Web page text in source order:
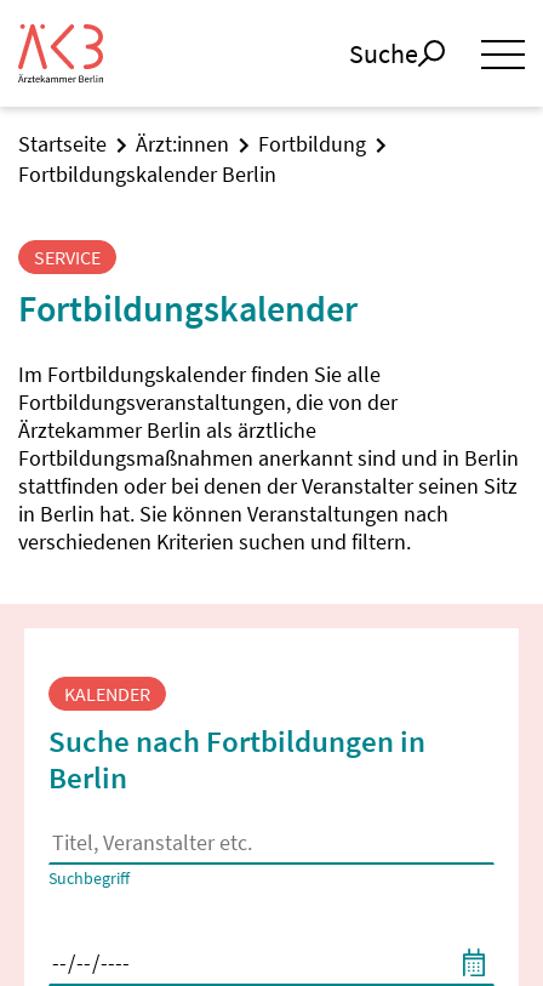
Suche
Startseite Ärzt:innen
Fortbildung
Fortbildungskalender Berlin
SERVICE
Fortbildungskalender
Im Fortbildungskalender finden Sie alle
Fortbildungsveranstaltungen, die von der
Ärztekammer Berlin als ärztliche
Fortbildungsmaßnahmen anerkannt sind und in Berlin
stattfinden oder bei denen der Veranstalter seinen Sitz
in Berlin hat. Sie können Veranstaltungen nach
verschiedenen Kriterien suchen und filtern.
Fortbildungssuche
KALENDER
Suche nach Fortbildungen in
Berlin
Es erscheinen Suchvorschläge, wenn mindestens 2 Zeichen
Suchbegriff